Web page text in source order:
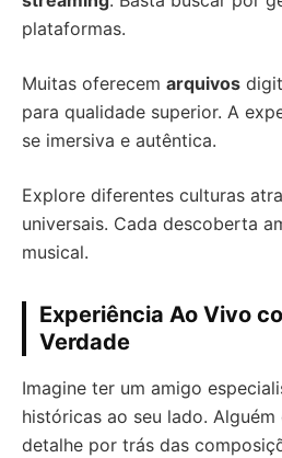
plataformas.
Muitas oferecem arquivos
para qualidade superior. A
se imersiva e autêntica.
Explore diferentes culturas
universais. Cada descoberta
musical.
Experiência Ao Vivo
Verdade
Imagine ter um amigo
históricas ao seu lado.
detalhe por trás das